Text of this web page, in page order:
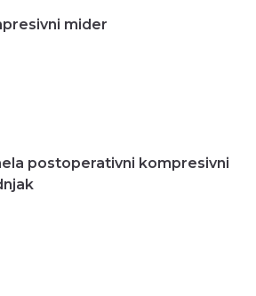
mider
postoperativni kompresivni